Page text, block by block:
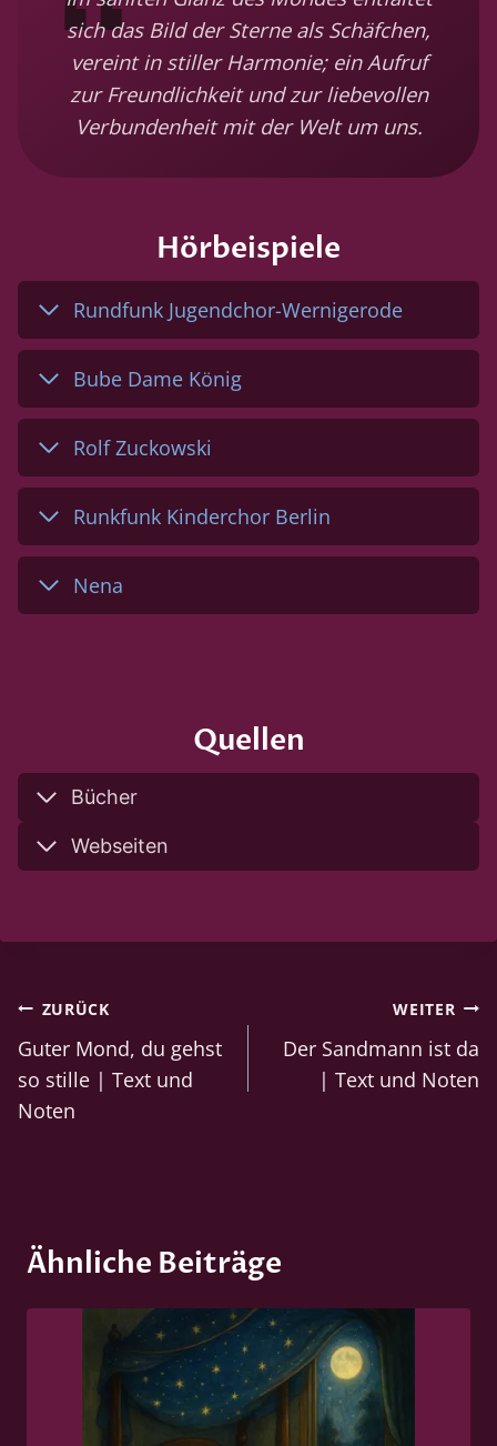
sich das Bild der Sterne als Schäfchen,
vereint in stiller Harmonie; ein Aufruf
zur Freundlichkeit und zur liebevollen
Verbundenheit mit der Welt um uns.
Hörbeispiele
Rundfunk Jugendchor-Wernigerode
Bube Dame König
Rolf Zuckowski
Runkfunk Kinderchor Berlin
Nena
Quellen
Bücher
Webseiten
Beitragsnavigation
ZURÜCK
Guter Mond, du gehst
so stille | Text und
Noten
WEITER
Der Sandmann ist da
| Text und Noten
Ähnliche Beiträge